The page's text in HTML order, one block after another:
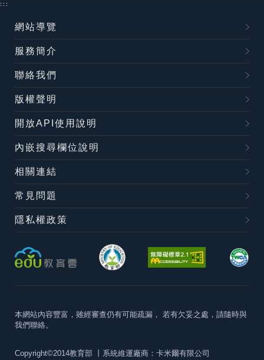
:::
網站導覽
服務簡介
聯絡我們
版權聲明
開放API使用說明
內嵌搜尋欄位說明
相關連結
常見問題
隱私權政策
本網站內容豐富，雖經審查仍有可能疏漏， 若有欠妥之處，請隨時與
我們聯絡。
Copyright©2014教育部 丨系統維運廠商：卡米爾有限公司